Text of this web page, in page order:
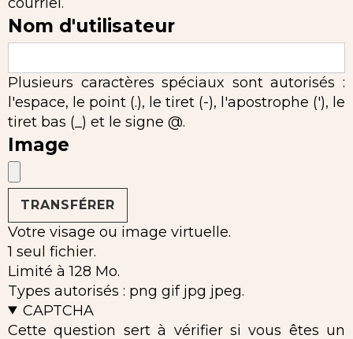
Nom d'utilisateur
Plusieurs caractères spéciaux sont autorisés :
l'espace, le point (.), le tiret (-), l'apostrophe ('), le
tiret bas (_) et le signe @.
Image
Votre visage ou image virtuelle.
1 seul fichier.
Limité à 128 Mo.
Types autorisés : png gif jpg jpeg.
CAPTCHA
Cette question sert à vérifier si vous êtes un